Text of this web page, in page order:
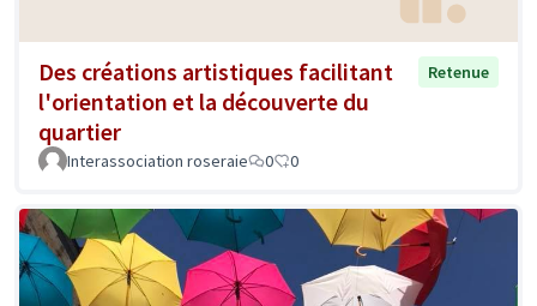
Des créations artistiques facilitant
l'orientation et la découverte du
quartier
Retenue
Interassociation roseraie 0 0